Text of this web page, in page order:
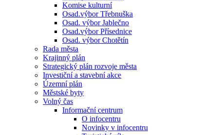
Komise kulturní
Osad.výbor Třebnuška
Osad. výbor Jablečno
Osad.výbor Přísednice
Osad. výbor Chotětín
Rada města
Krajinný plán
Strategický plán rozvoje města
Investiční a stavební akce
Územní plán
Městské byty
Volný čas
Informační centrum
O infocentru
Novinky v infocentru